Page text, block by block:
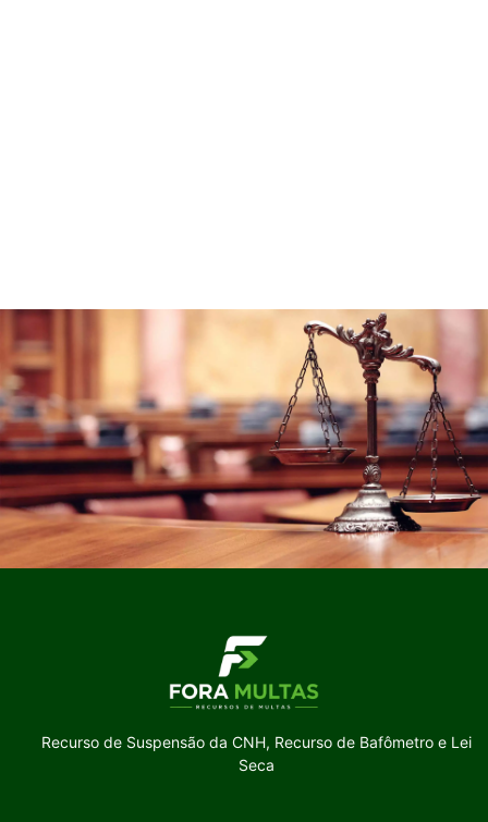
Recurso de Suspensão da CNH, Recurso de Bafômetro e Lei
Seca